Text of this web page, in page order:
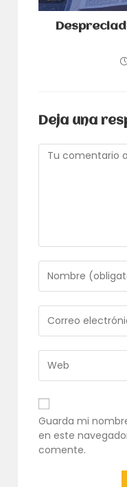
Deja una
Comentario
tu
nombre
o
nombre
de
usuario
para
comentar
tu
dirección
de
correo
electrónico
para
comentar
URL
de
tu
web
(opcional)
Guarda mi
en este
comente.